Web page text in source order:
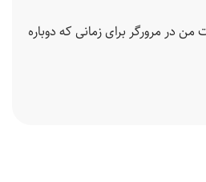
من در مرورگر برای زمانی که دوباره